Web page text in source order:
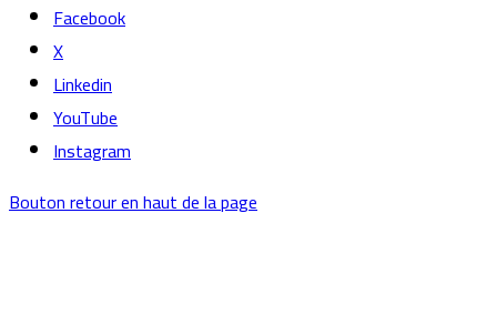
Facebook
X
Linkedin
YouTube
Instagram
Bouton retour en haut de la page